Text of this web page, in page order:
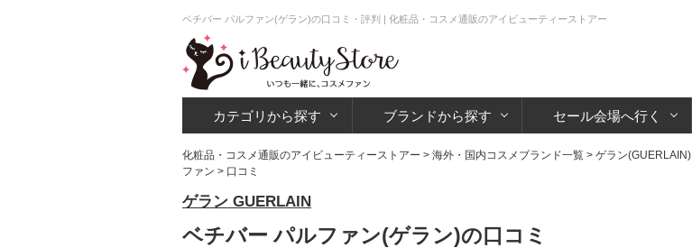
ベチバー パルファン(ゲラン)の口コミ・評判 | 化粧品・コスメ通販のアイビューティーストアー
カテゴリから探す ブランドから探す セール会場へ行く
化粧品・コスメ通販のアイビューティーストアー > 海外・国内コスメブランド一覧 > ゲラン(GUERLAIN)
ファン > 口コミ
ゲラン GUERLAIN
ベチバー パルファン(ゲラン)の口コミ